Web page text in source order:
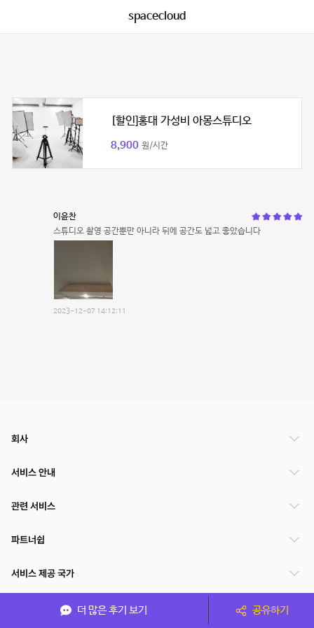
spacecloud
[할인]홍대 가성비 아몽스튜디오
8,900 원/시간
이윤찬
스튜디오 촬영 공간뿐만 아니라 뒤에 공간도 넓고 좋았습니다
2023-12-07 14:12:11
더 많은 후기 보기 공유하기
회사
서비스 안내
관련 서비스
파트너쉽
서비스 제공 국가